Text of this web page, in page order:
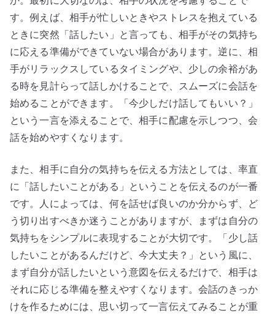
す。例えば、相手が忙しいときやストレスを抱えている
ときに突然「話したい」と言っても、相手がその気持ち
に応える準備ができていない場合があります。逆に、相
手がリラックスしているタイミングや、少しの余裕があ
る時を見計らって話しかけることで、スムーズに会話を
始めることができます。「今少しだけ話してもいい？」
という一言を添えることで、相手に配慮を示しつつ、会
話を始めやすくなります。
また、相手に自分の気持ちを伝える方法としては、率直
に「話したいことがある」ということを伝えるのが一番
です。人によっては、何を話せば良いのか分からず、ど
う切り出すべきか迷うことがありますが、まずは自分の
気持ちをシンプルに表現することが大切です。「少し話
したいことがあるんだけど、今大丈夫？」という風に、
まず自分が話したいという意図を伝えるだけで、相手は
それに応じる準備を整えやすくなります。会話のきっか
けを作るためには、思い切って一言伝えてみることが重